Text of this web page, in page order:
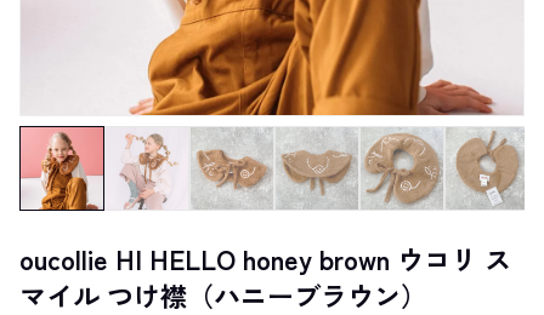
oucollie HI HELLO honey brown ウコリ ス
マイル つけ襟（ハニーブラウン）